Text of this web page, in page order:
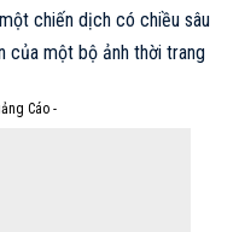
chiến dịch có chiều sâu
của một bộ ảnh thời trang
Cáo -